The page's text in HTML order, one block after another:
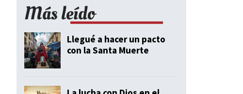
Más leído